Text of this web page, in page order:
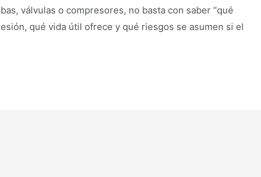
válvulas o compresores, no basta con saber “qué
qué vida útil ofrece y qué riesgos se asumen si el